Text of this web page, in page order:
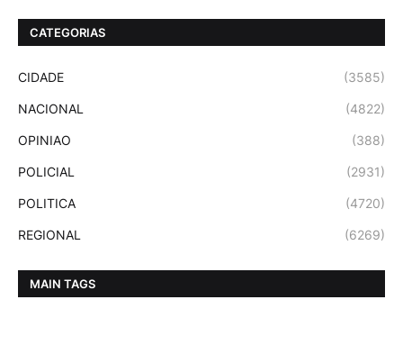
CATEGORIAS
CIDADE (3585)
NACIONAL (4822)
OPINIAO (388)
POLICIAL (2931)
POLITICA (4720)
REGIONAL (6269)
MAIN TAGS